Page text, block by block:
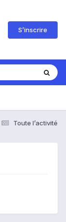
S’inscrire
Toute l’activité